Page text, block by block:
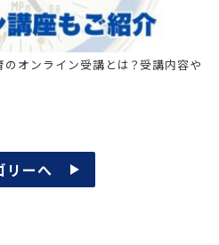
オンライン受講とは？受講内容や
リーへ